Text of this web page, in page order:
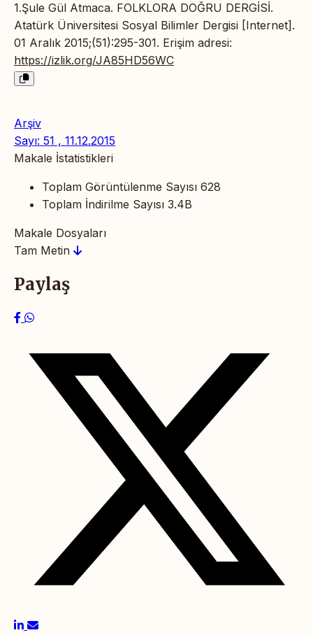
1.Şule Gül Atmaca. FOLKLORA DOĞRU DERGİSİ.
Atatürk Üniversitesi Sosyal Bilimler Dergisi [Internet].
01 Aralık 2015;(51):295-301. Erişim adresi:
https://izlik.org/JA85HD56WC
Arşiv
Sayı: 51 , 11.12.2015
Makale İstatistikleri
Toplam Görüntülenme Sayısı 628
Toplam İndirilme Sayısı 3.4B
Makale Dosyaları
Tam Metin
Paylaş